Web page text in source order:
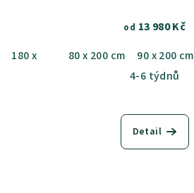
180 x 200 cm
od 13 980 Kč
80 x 200 cm
90 x 200 cm
4-6 týdnů
Detail